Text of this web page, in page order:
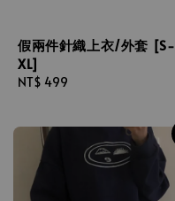
假兩件針織上衣/外套 [S-
XL]
Regular
NT$ 499